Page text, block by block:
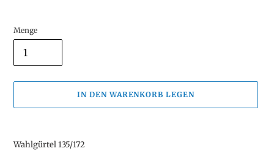
Menge
IN DEN WARENKORB LEGEN
zum
Wahlgürtel 135/172